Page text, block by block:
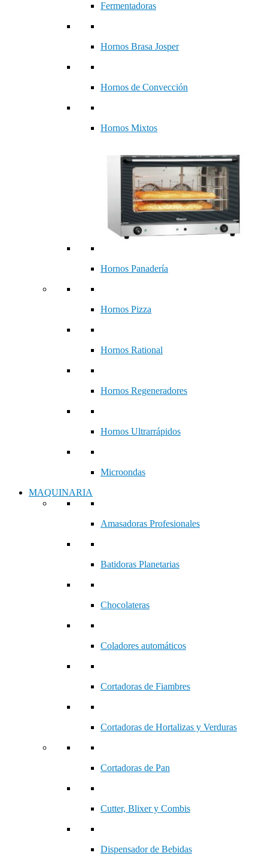
Fermentadoras
Hornos Brasa Josper
Hornos de Convección
Hornos Mixtos
Hornos Panadería
Hornos Pizza
Hornos Rational
Hornos Regeneradores
Hornos Ultrarrápidos
Microondas
MAQUINARIA
Amasadoras Profesionales
Batidoras Planetarias
Chocolateras
Coladores automáticos
Cortadoras de Fiambres
Cortadoras de Hortalizas y Verduras
Cortadoras de Pan
Cutter, Blixer y Combis
Dispensador de Bebidas